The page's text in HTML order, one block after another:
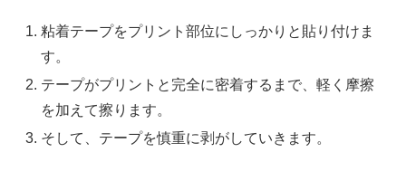
粘着テープをプリント部位にしっかりと貼り付けま
す。
テープがプリントと完全に密着するまで、軽く摩擦
を加えて擦ります。
そして、テープを慎重に剥がしていきます。